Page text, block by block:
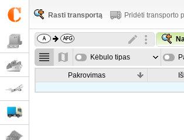
Rasti transportą Pridėti transporto
Kėbulo tipas
Pakrovimas